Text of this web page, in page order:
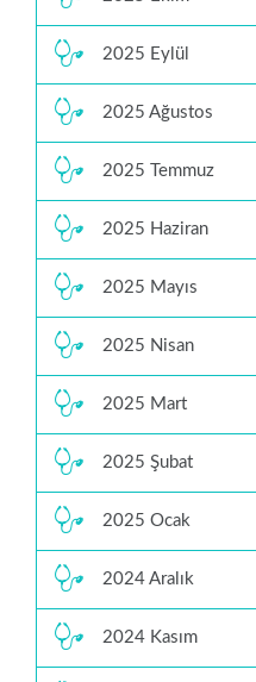
2025 Eylül
2025 Ağustos
2025 Temmuz
2025 Haziran
2025 Mayıs
2025 Nisan
2025 Mart
2025 Şubat
2025 Ocak
2024 Aralık
2024 Kasım